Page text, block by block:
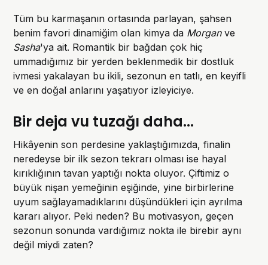
Tüm bu karmaşanın ortasında parlayan, şahsen
benim favori dinamiğim olan kimya da Morganve
Sasha'ya ait. Romantik bir bağdan çok hiç
ummadığımız bir yerden beklenmedik bir dostluk
ivmesi yakalayan bu ikili, sezonun en tatlı, en keyifli
ve en doğal anlarını yaşatıyor izleyiciye.
Bir deja vu tuzağı daha...
Hikâyenin son perdesine yaklaştığımızda, finalin
neredeyse bir ilk sezon tekrarı olması ise hayal
kırıklığının tavan yaptığı nokta oluyor. Çiftimiz o
büyük nişan yemeğinin eşiğinde, yine birbirlerine
uyum sağlayamadıklarını düşündükleri için ayrılma
kararı alıyor. Peki neden? Bu motivasyon, geçen
sezonun sonunda vardığımız nokta ile birebir aynı
değil miydi zaten?